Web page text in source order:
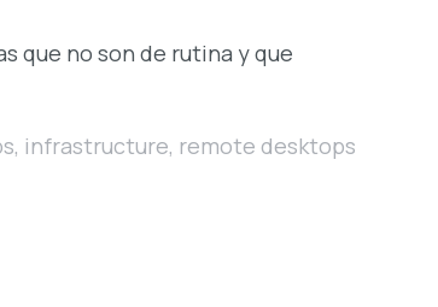
que no son de rutina y que
, infrastructure, remote desktops